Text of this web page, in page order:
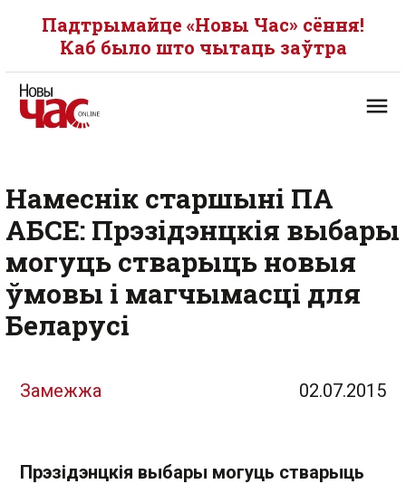
Падтрымайце «Новы Час» сёння!
Каб было што чытаць заўтра
Намеснік старшыні ПА
АБСЕ: Прэзідэнцкія выбары
могуць стварыць новыя
ўмовы і магчымасці для
Беларусі
Замежжа 02.07.2015
Прэзідэнцкія выбары могуць стварыць